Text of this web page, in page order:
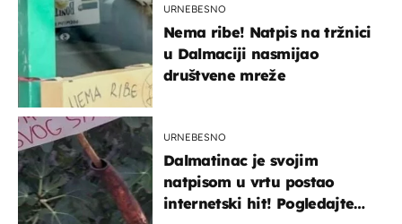
URNEBESNO
Nema ribe! Natpis na tržnici
u Dalmaciji nasmijao
društvene mreže
URNEBESNO
Dalmatinac je svojim
natpisom u vrtu postao
internetski hit! Pogledajte